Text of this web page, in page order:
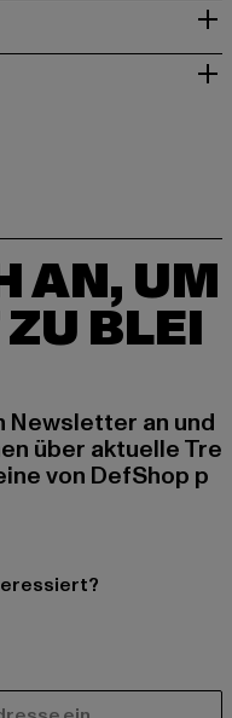
AN, UM
BLEI
Newsletter an und
über aktuelle Tre
von DefShop p